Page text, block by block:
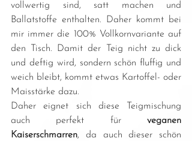
vollwertig sind, satt machen und
Ballatstoffe enthalten. Daher kommt bei
mir immer die 100% Vollkornvariante auf
den Tisch. Damit der Teig nicht zu dick
und deftig wird, sondern schön fluffig und
weich bleibt, kommt etwas Kartoffel- oder
Maisstärke dazu.
Daher eignet sich diese Teigmischung
auch perfekt für veganen
Kaiserschmarren, da auch dieser schön